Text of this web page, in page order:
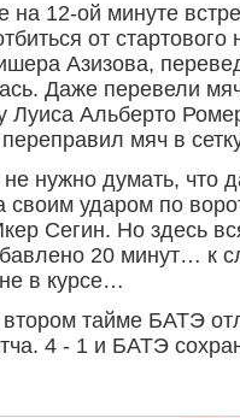
на 12-ой минуте
от
Азизова,
Даже перевели
Луиса Альберто
переправил мяч в
нужно думать, что
своим ударом по
Сегин. Но здесь
20 минут… к
в курсе…
тайме БАТЭ
4 - 1 и БАТЭ